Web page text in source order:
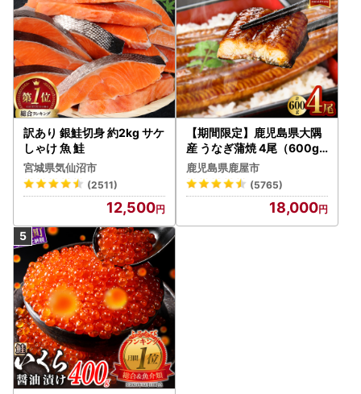
訳あり 銀鮭切身 約2kg サケ
しゃけ 魚 鮭
宮城県気仙沼市
(2511)
12,500
【期間限定】鹿児島県大隅
産 うなぎ蒲焼 4尾（600g
） KN007-004-04-cp18
うなぎ 鰻 魚 惣菜 総菜
鹿児島県鹿屋市
(5765)
18,000